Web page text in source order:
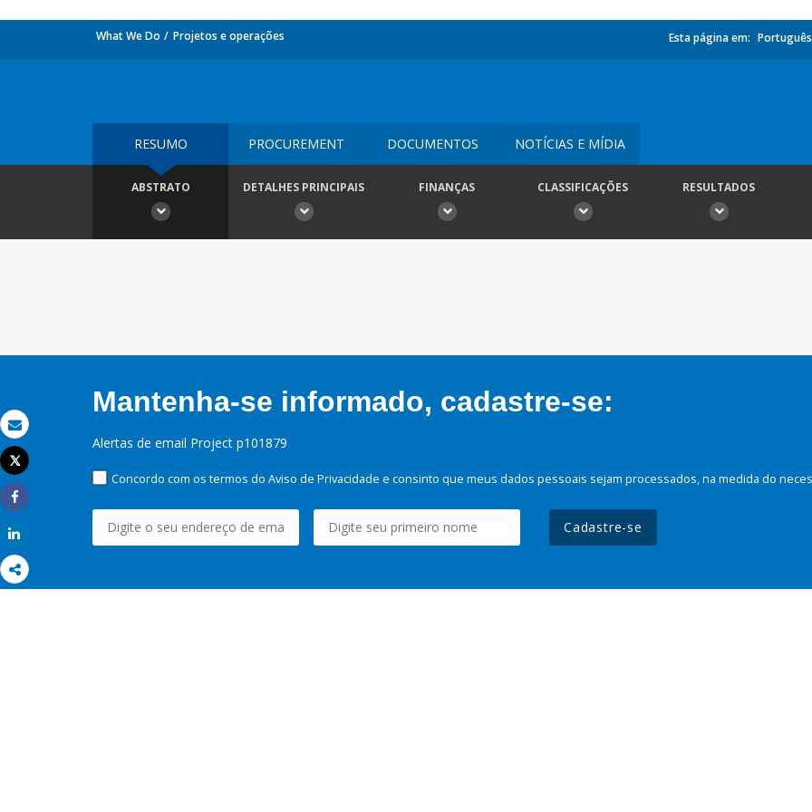
Email
Imprimir
Tweet
Share
What We Do Projetos e operações Esta página em: Português
RESUMO PROCUREMENT DOCUMENTOS NOTÍCIAS E MÍDIA
ABSTRATO DETALHES PRINCIPAIS FINANÇAS CLASSIFICAÇÕES RESULTADOS
Mantenha-se informado, cadastre-se:
Alertas de email Project p101879
Concordo com os termos do Aviso de Privacidade e consinto que meus dados pessoais sejam processados, na medida do
Cadastre-se